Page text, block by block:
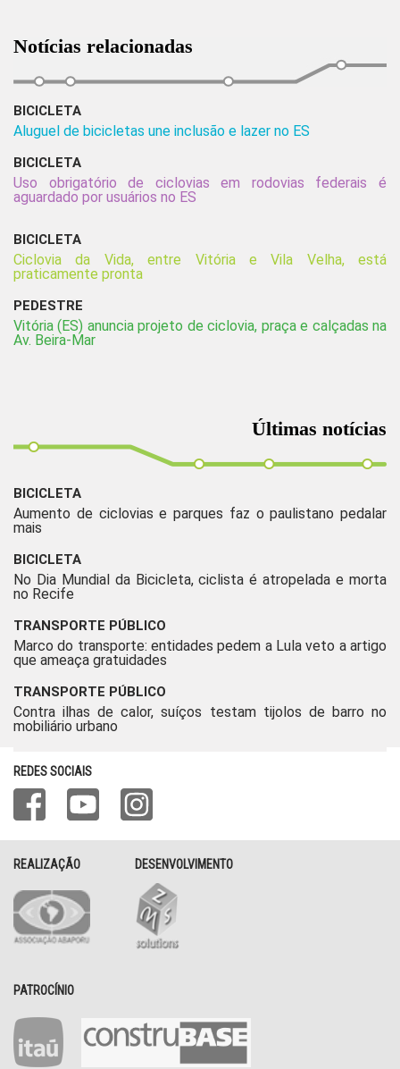
Notícias relacionadas
BICICLETA
Aluguel de bicicletas une inclusão e lazer no ES
BICICLETA
Uso obrigatório de ciclovias em rodovias federais é
aguardado por usuários no ES
BICICLETA
Ciclovia da Vida, entre Vitória e Vila Velha, está
praticamente pronta
PEDESTRE
Vitória (ES) anuncia projeto de ciclovia, praça e calçadas na
Av. Beira-Mar
Últimas notícias
BICICLETA
Aumento de ciclovias e parques faz o paulistano pedalar
mais
BICICLETA
No Dia Mundial da Bicicleta, ciclista é atropelada e morta
no Recife
TRANSPORTE PÚBLICO
Marco do transporte: entidades pedem a Lula veto a artigo
que ameaça gratuidades
TRANSPORTE PÚBLICO
Contra ilhas de calor, suíços testam tijolos de barro no
mobiliário urbano
REDES SOCIAIS
REALIZAÇÃO DESENVOLVIMENTO
PATROCÍNIO